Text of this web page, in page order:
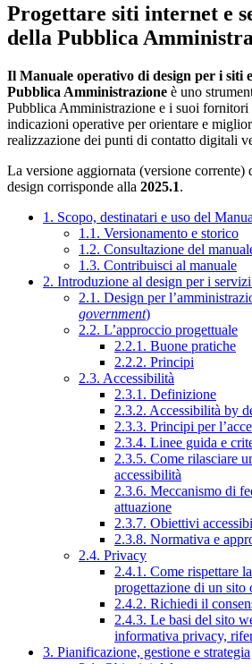
Progettare siti internet e
della Pubblica
Il Manuale operativo di design per i siti
Pubblica Amministrazione è uno
Pubblica Amministrazione e i suoi
indicazioni operative per orientare e
realizzazione dei punti di contatto digitali
La versione aggiornata (versione corrente)
design corrisponde alla 2025.1.
1. Scopo, destinatari e uso del
1.1. Versionamento e storico
1.2. Consultazione del
1.3. Contribuisci al manuale
2. Introduzione al design per i
2.1. Design per
government)
2.2. L’approccio progettuale
2.2.1. Buone pratiche
2.2.2. Principi
2.3. Accessibilità
2.3.1. Definizione
2.3.2. Accessibilità by
2.3.3. Principi per
2.3.4. Linee guida e
2.3.5. Come rilasciare
accessibilità
2.3.6. Meccanismo di
attuazione
2.3.7. Obiettivi
2.3.8. Normativa e
2.4. Privacy
2.4.1. Come rispettare
progettazione di un sito
2.4.2. Richiedi il
2.4.3. Le basi del sito
informativa privacy,
3. Pianificazione, gestione e strategia